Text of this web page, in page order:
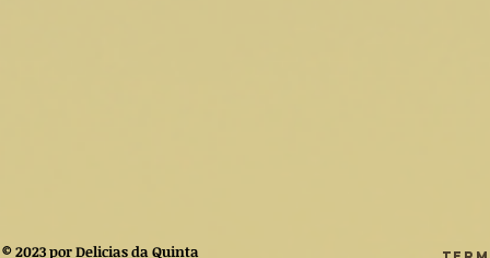
© 2023 por Delicias da Quinta